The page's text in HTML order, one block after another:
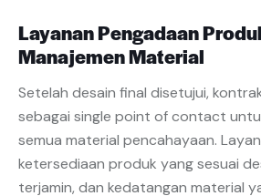
Layanan Pengadaan
Manajemen Material
Setelah desain final disetujui,
sebagai single point of contact
semua material pencahayaan.
ketersediaan produk yang sesuai
terjamin, dan kedatangan material